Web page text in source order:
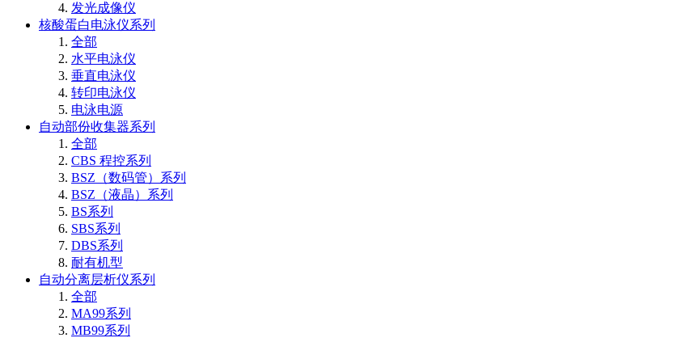
发光成像仪
核酸蛋白电泳仪系列
全部
水平电泳仪
垂直电泳仪
转印电泳仪
电泳电源
自动部份收集器系列
全部
CBS 程控系列
BSZ（数码管）系列
BSZ（液晶）系列
BS系列
SBS系列
DBS系列
耐有机型
自动分离层析仪系列
全部
MA99系列
MB99系列